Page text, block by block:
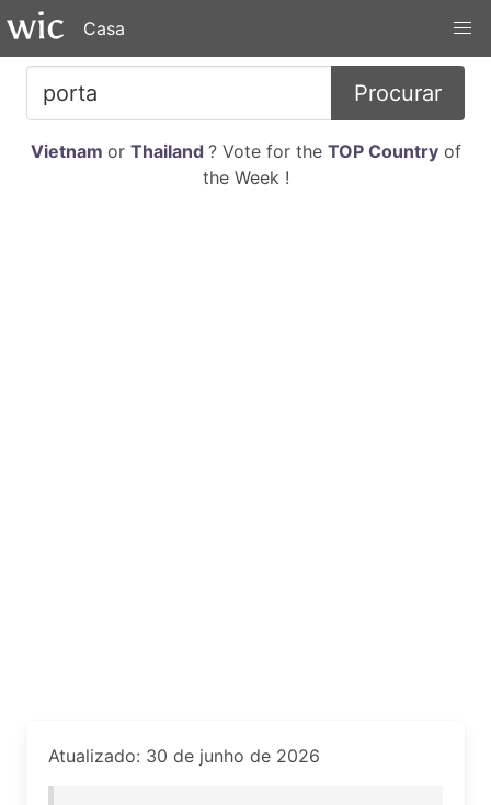
Casa
Procurar
Vietnam or Thailand ? Vote for the TOP Countryof
the Week !
Atualizado: 30 de junho de 2026